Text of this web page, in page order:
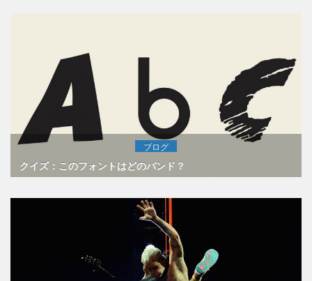
ブログ
クイズ：このフォントはどのバンド？